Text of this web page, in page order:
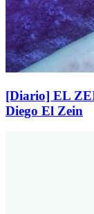
[Diario] EL
Diego El Zein